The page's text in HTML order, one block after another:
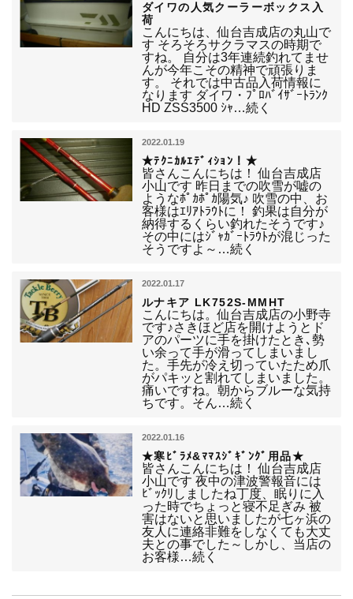
ダイワの人気クーラーボックス入
荷
こんにちは、仙台吉成店の丸山で
す そろそろサクラマスの時期で
すね。 自分は3年連続釣れてませ
んが今年こその精神で頑張りま
す。 それでは中古品入荷情報に
なります ダイワ・ﾌﾟﾛﾊﾞｲｻﾞｰﾄﾗﾝｸ
HD ZSS3500 ｼｬ…続く
2022.01.19
★ﾃｸﾆｶﾙｴﾃﾞｨｼｮﾝ！★
皆さんこんにちは！ 仙台吉成店
小山です 昨日までの吹雪が嘘の
ようなﾎﾟｶﾎﾟｶ陽気♪ 吹雪の中、お
客様はｴﾘｱﾄﾗｳﾄに！ 釣果は自分が
納得するくらい釣れたそうです♪
その中にはｼﾞｬｶﾞｰﾄﾗｳﾄが混じった
そうですよ～…続く
2022.01.17
ルナキア LK752S-MMHT
こんにちは。仙台吉成店の小野寺
です♪さきほど店を開けようとド
アのパーツに手を掛けたとき､勢
い余って手が滑ってしまいまし
た。手先が冷え切っていたため爪
がパキッと割れてしまいました。
痛いですね。朝からブルーな気持
ちです。そん…続く
2022.01.16
★寒ﾋﾞﾗﾒ&ﾏﾏｽｼﾞｷﾞﾝｸﾞ用品★
皆さんこんにちは！ 仙台吉成店
小山です 夜中の津波警報音には
ﾋﾞｯｸﾘしましたね丁度、眠りに入
った時でちょっと寝不足ぎみ 被
害はないと思いましたが七ヶ浜の
友人に連絡非難をしなくても大丈
夫との事でした～しかし、当店の
お客様…続く